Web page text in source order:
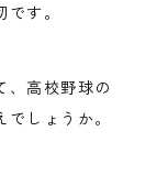
す。
、高校野球の
しょうか。